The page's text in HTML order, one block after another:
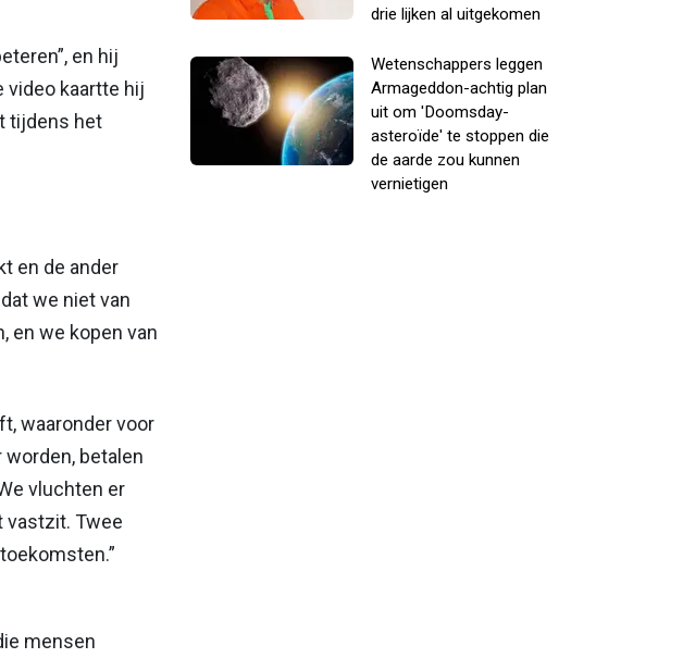
en hij
video kaartte hij
tijdens het
en de ander
we niet van
en we kopen van
waaronder voor
betalen
vluchten er
vastzit. Twee
mensen
drie lijken al uitgekomen
Wetenschappers leggen
Armageddon-achtig plan
uit om 'Doomsday-
asteroïde' te stoppen die
de aarde zou kunnen
vernietigen